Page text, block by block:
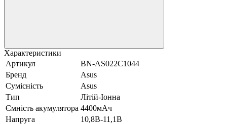
Характеристики
Артикул
BN-AS022C1044
Бренд
Asus
Сумісність
Asus
Тип
Літій-Іонна
Ємність акумулятора 4400мАч
Напруга
10,8В-11,1В